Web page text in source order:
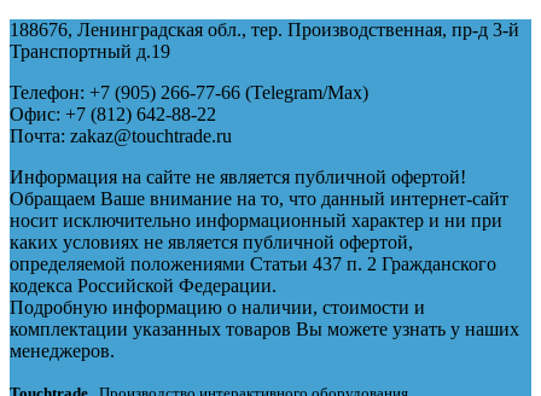
188676, Ленинградская обл., тер. Производственная, пр-д 3-й
Транспортный д.19
Телефон: +7 (905) 266-77-66 (Telegram/Maх)
Офис: +7 (812) 642-88-22
Почта: zakaz@touchtrade.ru
Информация на сайте не является публичной офертой!
Обращаем Ваше внимание на то, что данный интернет-сайт
носит исключительно информационный характер и ни при
каких условиях не является публичной офертой,
определяемой положениями Статьи 437 п. 2 Гражданского
кодекса Российской Федерации.
Подробную информацию о наличии, стоимости и
комплектации указанных товаров Вы можете узнать у наших
менеджеров.